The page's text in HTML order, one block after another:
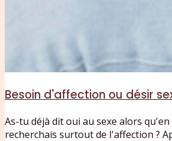
Besoin d'affection ou désir
As-tu déjà dit oui au sexe alors
recherchais surtout de l'affection ?